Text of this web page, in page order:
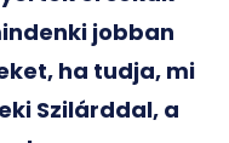
jobban
ha tudja, mi
Szilárddal, a